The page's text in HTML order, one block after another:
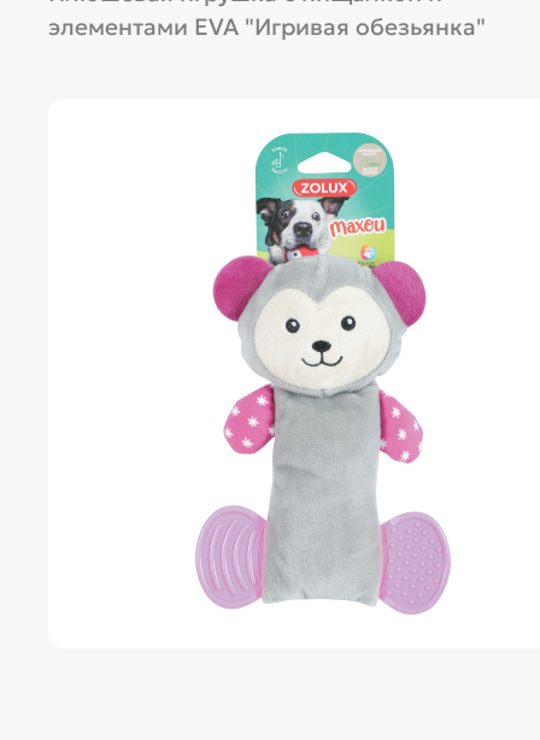
элементами EVA "Игривая обезьянка"